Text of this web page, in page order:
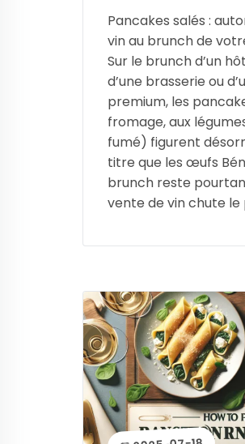
Pancakes salés :
vin au brunch de
Sur le brunch d’un
d’une brasserie ou
premium, les
fromage, aux
fumé) figurent
titre que les œufs
brunch reste
vente de vin chute le